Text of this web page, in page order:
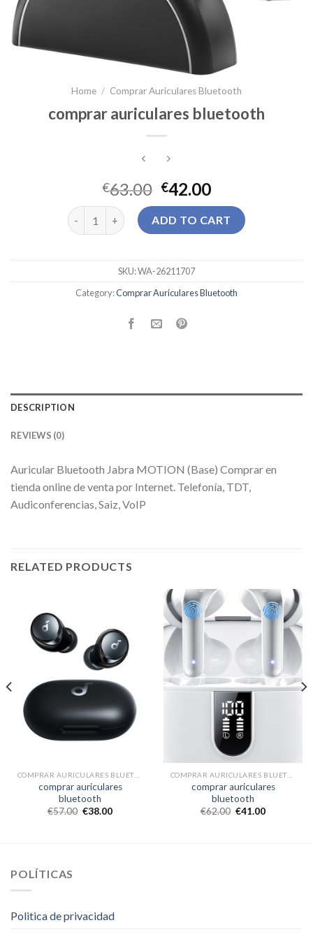
Home / Comprar Auriculares Bluetooth
comprar auriculares bluetooth
€63.00 €42.00
comprar auriculares bluetooth quantity
ADD TO CART
SKU:WA-26211707
Category:Comprar Auriculares Bluetooth
DESCRIPTION
REVIEWS (0)
Auricular Bluetooth Jabra MOTION (Base) Comprar en
tienda online de venta por Internet. Telefonía, TDT,
Audiconferencias, Saiz, VoIP
RELATED PRODUCTS
COMPRAR AURICULARES BLUETOOTH
comprar auriculares
bluetooth
€57.00 €38.00
COMPRAR AURICULARES BLUETOOTH
comprar auriculares
bluetooth
€62.00 €41.00
POLÍTICAS
Politica de privacidad